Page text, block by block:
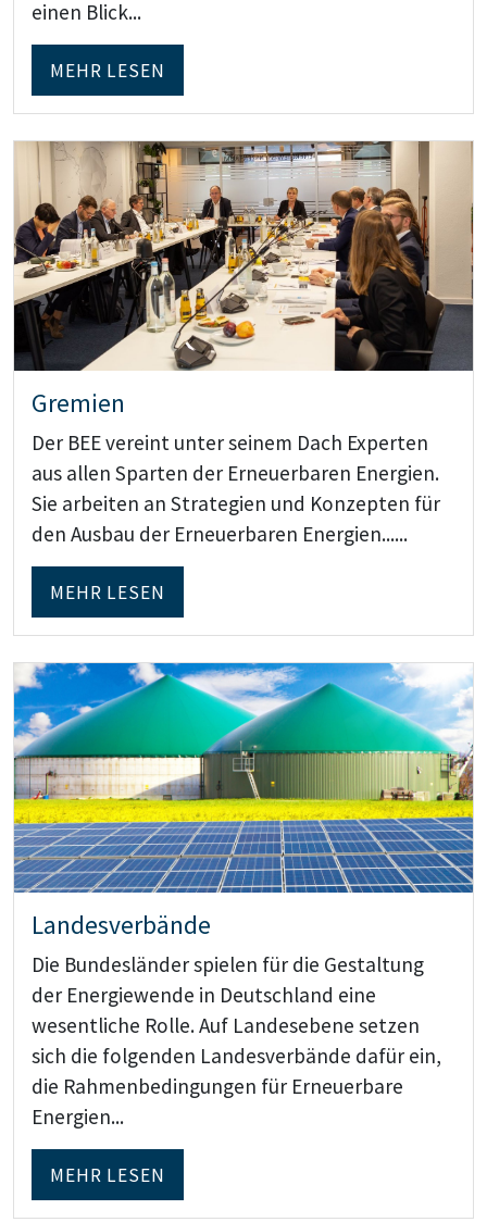
einen Blick...
MEHR LESEN
Teaser: Gremien
Gremien
Der BEE vereint unter seinem Dach Experten
aus allen Sparten der Erneuerbaren Energien.
Sie arbeiten an Strategien und Konzepten für
den Ausbau der Erneuerbaren Energien......
MEHR LESEN
Teaser: Landesverbände
Landesverbände
Die Bundesländer spielen für die Gestaltung
der Energiewende in Deutschland eine
wesentliche Rolle. Auf Landesebene setzen
sich die folgenden Landesverbände dafür ein,
die Rahmenbedingungen für Erneuerbare
Energien...
MEHR LESEN